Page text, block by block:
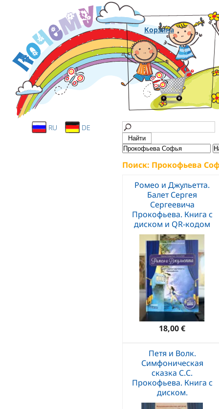
Корзина
RU DE
Поиск: Прокофьева
Ромео и Джульетта.
Балет Сергея
Сергеевича
Прокофьева. Книга с
диском и QR-кодом
18,00 €
Петя и Волк.
Симфоническая
сказка С.С.
Прокофьева. Книга с
диском.